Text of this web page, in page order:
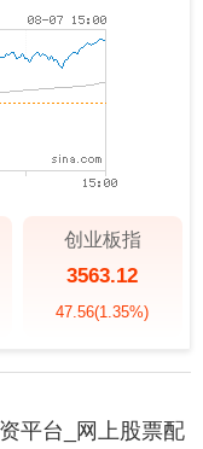
创业板指
3563.12
47.56(1.35%)
平台_网上股票配